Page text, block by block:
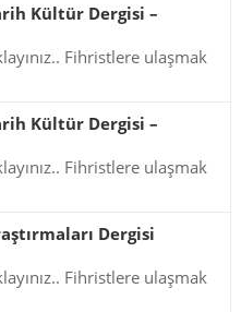
Kültür Dergisi –
Fihristlere ulaşmak
Kültür Dergisi –
Fihristlere ulaşmak
Dergisi
Fihristlere ulaşmak